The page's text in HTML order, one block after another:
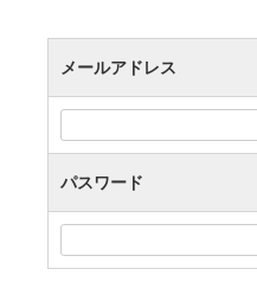
メールアドレス
パスワード